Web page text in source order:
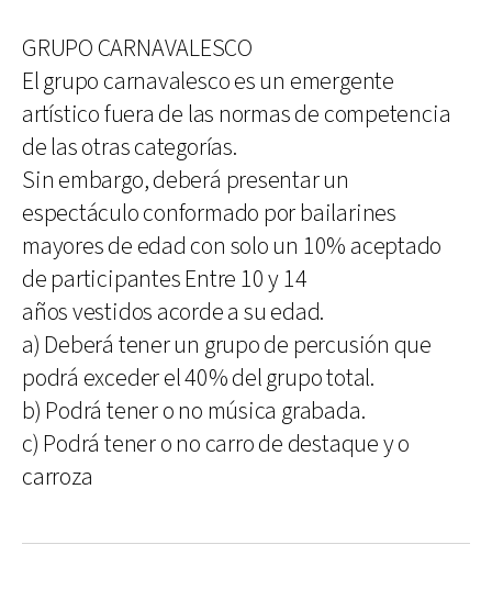
GRUPO CARNAVALESCO
El grupo carnavalesco es un emergente
artístico fuera de las normas de competencia
de las otras categorías.
Sin embargo, deberá presentar un
espectáculo conformado por bailarines
mayores de edad con solo un 10% aceptado
de participantes Entre 10 y 14
años vestidos acorde a su edad.
a) Deberá tener un grupo de percusión que
podrá exceder el 40% del grupo total.
b) Podrá tener o no música grabada.
c) Podrá tener o no carro de destaque y o
carroza